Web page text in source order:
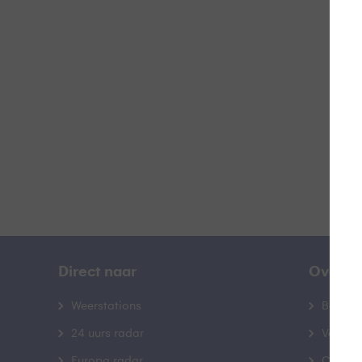
Direct naar
Weerstations
24 uurs radar
Over